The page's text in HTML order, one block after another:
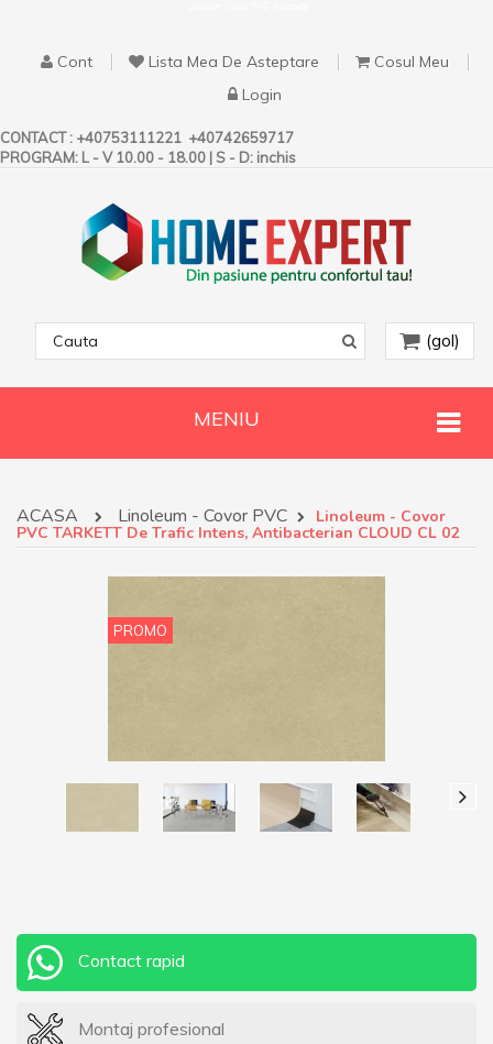
Cont Lista Mea De Asteptare
Cosul Meu
Login
CONTACT : +40753111221 +40742659717
PROGRAM: L - V 10.00 - 18.00 | S - D: inchis
(gol)
MENIU
ACASA Linoleum - Covor PVC Linoleum - Covor
PVC TARKETT De Trafic Intens, Antibacterian CLOUD CL 02
PROMO
Contact rapid
Montaj profesional